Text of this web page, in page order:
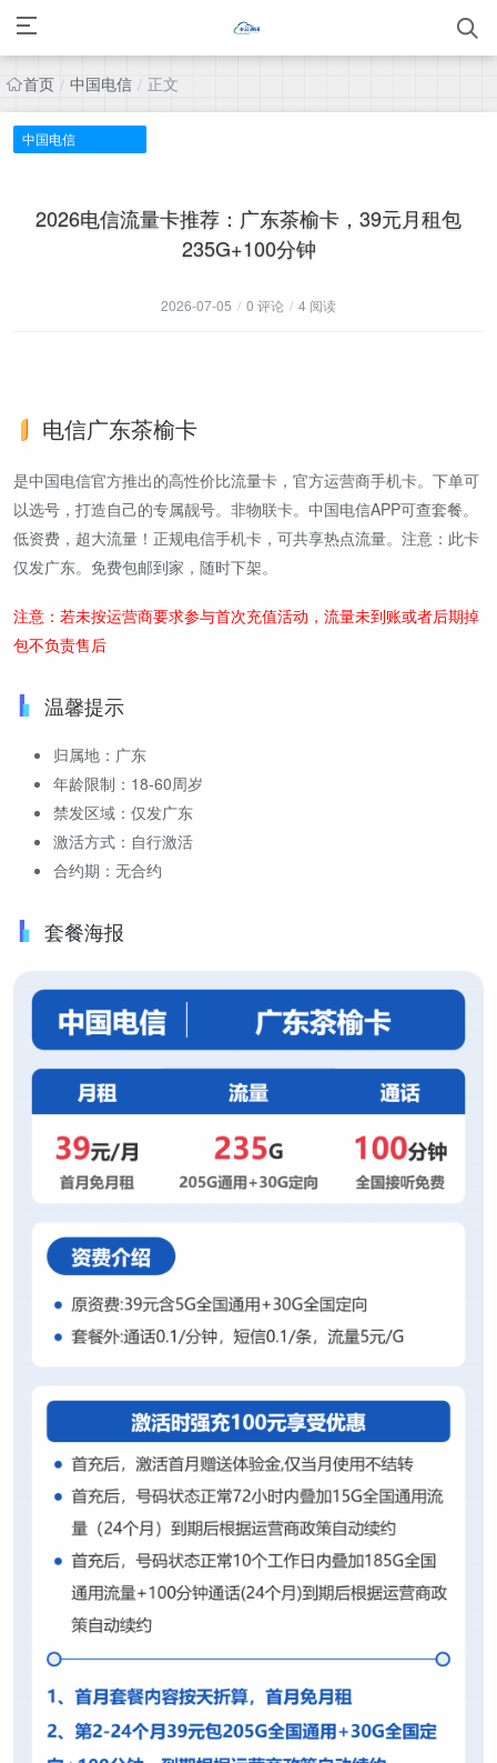
首页 / 中国电信 / 正文
中国电信
2026电信流量卡推荐：广东茶榆卡，39元月租包
235G+100分钟
2026-07-05 / 0 评论 / 4 阅读
电信广东茶榆卡
是中国电信官方推出的高性价比流量卡，官方运营商手机卡。下单可
以选号，打造自己的专属靓号。非物联卡。中国电信APP可查套餐。
低资费，超大流量！正规电信手机卡，可共享热点流量。注意：此卡
仅发广东。免费包邮到家，随时下架。
注意：若未按运营商要求参与首次充值活动，流量未到账或者后期掉
包不负责售后
温馨提示
归属地：广东
年龄限制：18-60周岁
禁发区域：仅发广东
激活方式：自行激活
合约期：无合约
套餐海报